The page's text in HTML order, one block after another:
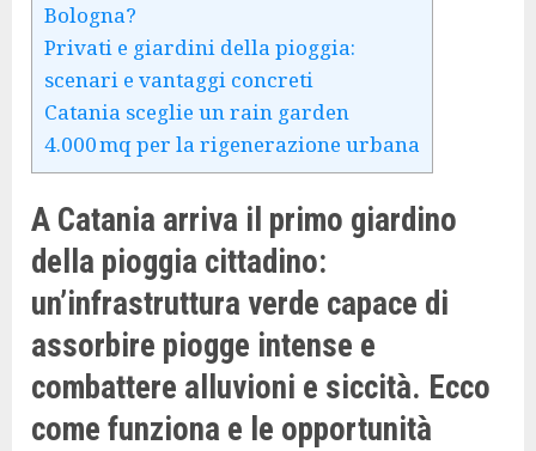
Bologna?
Privati e giardini della pioggia:
scenari e vantaggi concreti
Catania sceglie un rain garden
4.000 mq per la rigenerazione urbana
A Catania arriva il primo giardino
della pioggia cittadino:
un’infrastruttura verde capace di
assorbire piogge intense e
combattere alluvioni e siccità. Ecco
come funziona e le opportunità